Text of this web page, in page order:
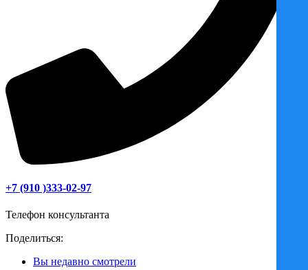
+7 (910 )333-02-97
Телефон консультанта
Поделиться:
Вы недавно смотрели